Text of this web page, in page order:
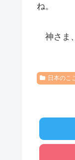
ね。
神さま
日本のこ